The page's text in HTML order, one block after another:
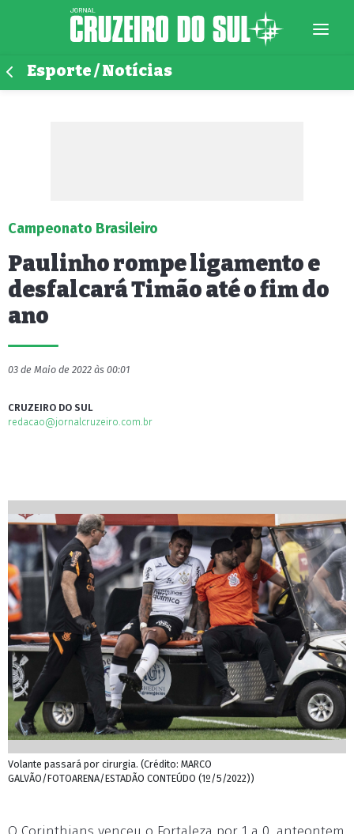
Esporte / Notícias
Campeonato Brasileiro
Paulinho rompe ligamento e
desfalcará Timão até o fim do
ano
03 de Maio de 2022 às 00:01
CRUZEIRO DO SUL
redacao@jornalcruzeiro.com.br
Volante passará por cirurgia. (Crédito: MARCO
GALVÃO/FOTOARENA/ESTADÃO CONTEÚDO (1º/5/2022))